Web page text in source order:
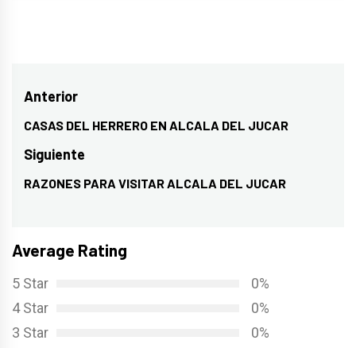
Navegación
de
entradas
Anterior
Entrada
anterior:
CASAS DEL HERRERO EN ALCALA DEL JUCAR
Siguiente
Entrada
RAZONES PARA VISITAR ALCALA DEL JUCAR
Average Rating
5 Star
0%
4 Star
0%
3 Star
0%